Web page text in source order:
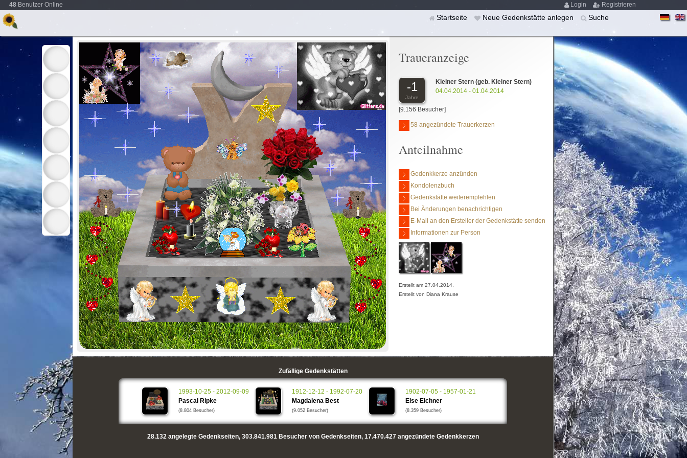
48 Benutzer Online Login Registrieren
Startseite Neue Gedenkstätte anlegen Suche
Traueranzeige
-1
Jahre
Kleiner Stern (geb. Kleiner Stern)
04.04.2014 - 01.04.2014
[9.156 Besucher]
58 angezündete Trauerkerzen
Anteilnahme
Gedenkkerze anzünden
Kondolenzbuch
Gedenkstätte weiterempfehlen
Bei Änderungen benachrichtigen
E-Mail an den Ersteller der Gedenkstätte senden
Informationen zur Person
Erstellt am 27.04.2014,
Erstellt von Diana Krause
Zufällige Gedenkstätten
1993-10-25 - 2012-09-09
Pascal Ripke
(8.804 Besucher)
1912-12-12 - 1992-07-20
Magdalena Best
(9.052 Besucher)
1902-07-05 - 1957-01-21
Else Eichner
(8.359 Besucher)
28.132angelegte Gedenkseiten, 303.841.981Besucher von Gedenkseiten, 17.470.427angezündete Gedenkkerzen